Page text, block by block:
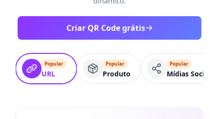
Criar QR Code grátis
Popular
URL
Popular
Produto
Popular
Mídias Sociais